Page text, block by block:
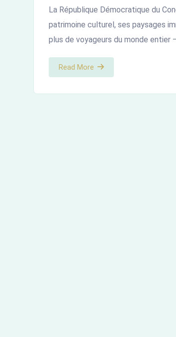
La République Démocratique du
patrimoine culturel, ses paysages
plus de voyageurs du monde entier
Read More